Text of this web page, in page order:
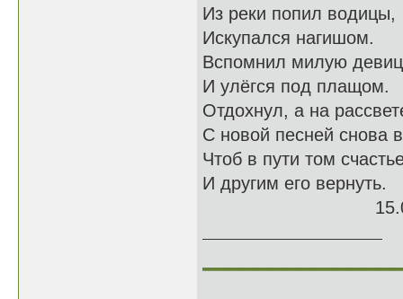
Из реки попил водицы,
Искупался нагишом.
Вспомнил милую
И улёгся под плащом.
Отдохнул, а на
С новой песней снова
Чтоб в пути том
И другим его вернуть.